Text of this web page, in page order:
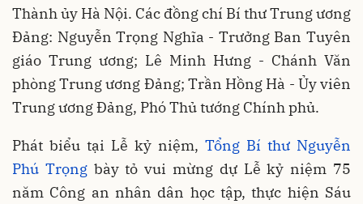
Thành ủy Hà Nội. Các đồng chí Bí thư Trung ương
Đảng: Nguyễn Trọng Nghĩa - Trưởng Ban Tuyên
giáo Trung ương; Lê Minh Hưng - Chánh Văn
phòng Trung ương Đảng; Trần Hồng Hà - Ủy viên
Trung ương Đảng, Phó Thủ tướng Chính phủ.
Phát biểu tại Lễ kỷ niệm, Tổng Bí thư Nguyễn
Phú Trọngbày tỏ vui mừng dự Lễ kỷ niệm 75
năm Công an nhân dân học tập, thực hiện Sáu